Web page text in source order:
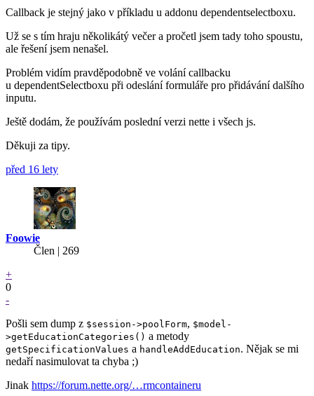
Callback je stejný jako v příkladu u addonu dependentselectboxu.
Už se s tím hraju několikátý večer a pročetl jsem tady toho spoustu,
ale řešení jsem nenašel.
Problém vidím pravděpodobně ve volání callbacku
u dependentSelectboxu při odeslání formuláře pro přidávání dalšího
inputu.
Ještě dodám, že používám poslední verzi nette i všech js.
Děkuji za tipy.
před 16 lety
Foowie
Člen | 269
+
0
-
Pošli sem dump z $session->poolForm, $model-
>getEducationCategories() a metody
getSpecificationValues a handleAddEducation. Nějak se mi
nedaří nasimulovat ta chyba ;)
Jinak https://forum.nette.org/…rmcontaineru